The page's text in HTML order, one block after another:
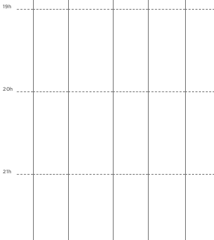
19h
20h
21h